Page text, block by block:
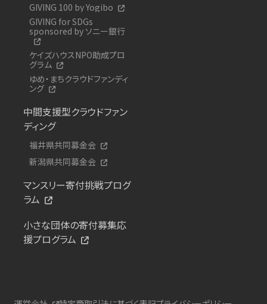
GIVING 100 by Yogibo
GIVING for SDGs
sponsored by ソニー銀行
ケイズハウスNPO助成プロ
グラム
ゆめ・まちクラウドファンディ
ング
中間支援型クラウドファン
ディング
福井県共同募金会
新潟県共同募金会
マンスリー寄付挑戦プログ
ラム
小さな団体の寄付募集応
援プログラム